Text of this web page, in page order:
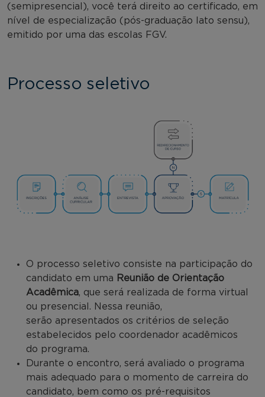
(semipresencial), você terá direito ao certificado, em
nível de especialização (pós-graduação lato sensu),
emitido por uma das escolas FGV.
Processo seletivo
O processo seletivo consiste na participação do
candidato em uma Reunião de Orientação
Acadêmica, que será realizada de forma virtual
ou presencial. Nessa reunião,
serão apresentados os critérios de seleção
estabelecidos pelo coordenador acadêmicos
do programa.
Durante o encontro, será avaliado o programa
mais adequado para o momento de carreira do
candidato, bem como os pré-requisitos